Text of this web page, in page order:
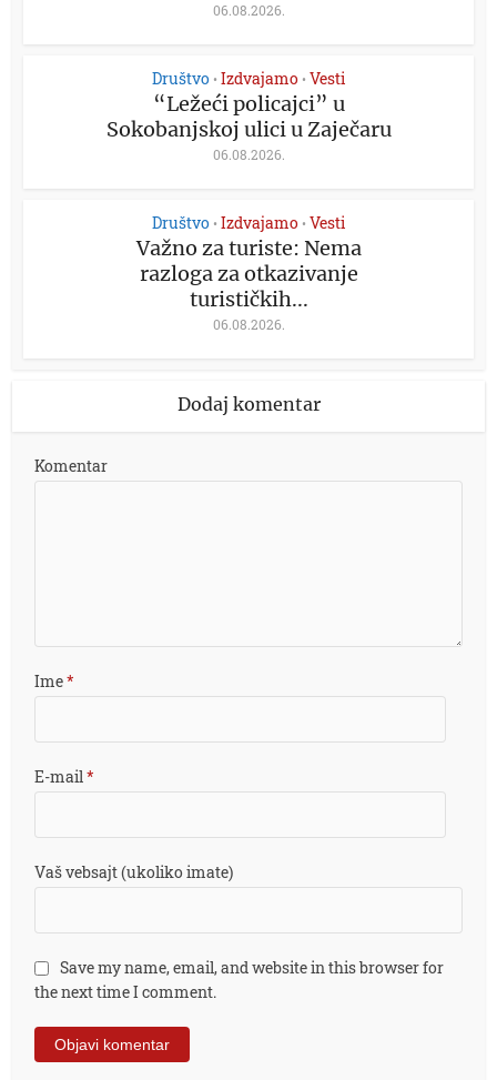
06.08.2026.
Društvo • Izdvajamo • Vesti
“Ležeći policajci” u
Sokobanjskoj ulici u Zaječaru
06.08.2026.
Društvo • Izdvajamo • Vesti
Važno za turiste: Nema
razloga za otkazivanje
turističkih...
06.08.2026.
Dodaj komentar
Komentar
Ime*
E-mail*
Vaš vebsajt (ukoliko imate)
Save my name, email, and website in this browser for
the next time I comment.